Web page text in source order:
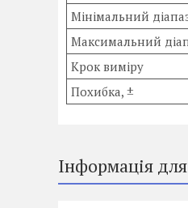
Мінімальний
Максимальний
Крок виміру
Похибка, ±
Інформація